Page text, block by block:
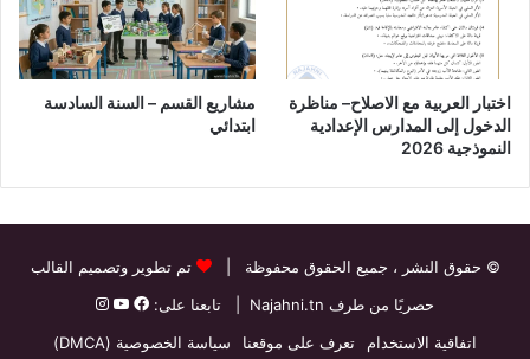
اختبار العربية مع الاصلاح– مناظرة
الدخول إلى المدارس الإعدادية
النموذجية 2026
مشاريع القسم – السنة السادسة
ابتدائي
© حقوق النشر ، جميع الحقوق محفوظة |
تم تطوير وتصميم القالب
حصريًا من طرف Najahni.tn | تابعنا على:
اتفاقية الاستخدام
تعرف على موقعنا سياسة الخصوصية (DMCA)